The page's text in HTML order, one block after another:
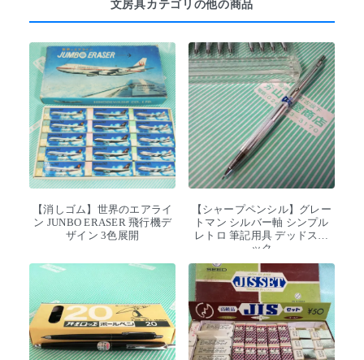
文房具カテゴリの他の商品
【消しゴム】世界のエアライ
ン JUNBO ERASER 飛行機デ
ザイン 3色展開
【シャープペンシル】グレー
トマン シルバー軸 シンプル
レトロ 筆記用具 デッドスト
ック